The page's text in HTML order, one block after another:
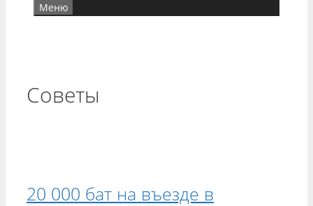
Меню
Советы
20 000 бат на въезде в